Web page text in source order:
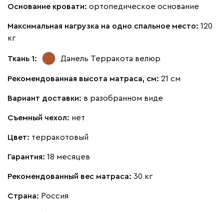
Кларинс
Винтер
Основание кровати: ортопедическое основание
Максимальная нагрузка на одно спальное место: 120
кг
Ткань 1: Данель Терракота велюр
Рекомендованная высота матраса, см: 21 см
Вариант доставки: в разобранном виде
Съемный чехол: нет
Цвет: терракотовый
Гарантия: 18 месяцев
Рекомендованный вес матраса: 30 кг
Страна: Россия